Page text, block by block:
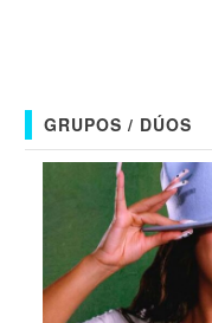
GRUPOS / DÚOS